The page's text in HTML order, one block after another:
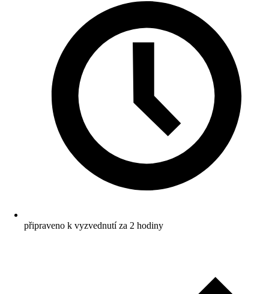
připraveno k vyzvednutí za 2 hodiny